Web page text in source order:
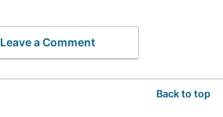
Leave a Comment
Back to top